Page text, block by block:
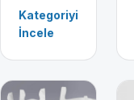
Kategoriyi
İncele